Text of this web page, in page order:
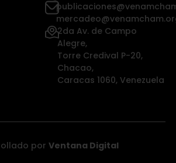
2da Av. de Campo
Alegre,
Torre Credival P-20,
Chacao,
Caracas 1060, Venezuela
por Ventana Digital